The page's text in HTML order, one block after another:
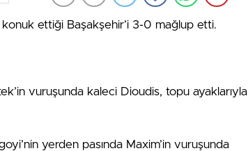
konuk ettiği Başakşehir’i 3-0 mağlup etti.
vuruşunda kaleci Dioudis, topu ayaklarıyla
yerden pasında Maxim’in vuruşunda